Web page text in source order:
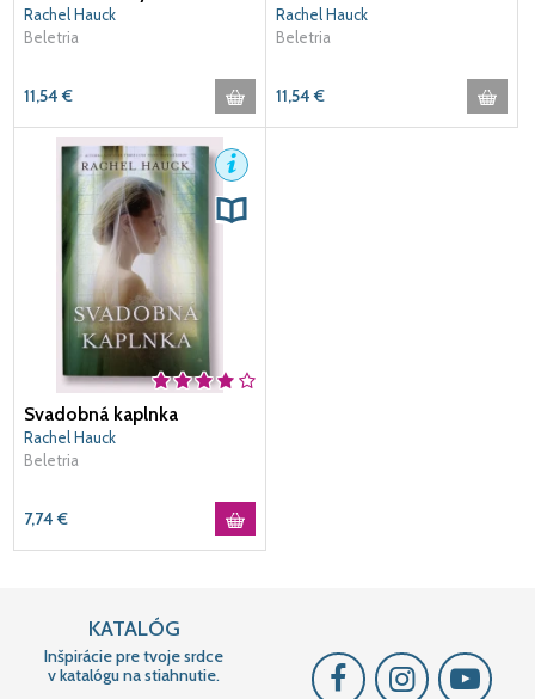
Rachel Hauck
Beletria
11,54 €
Rachel Hauck
Beletria
11,54 €
Svadobná kaplnka
Rachel Hauck
Beletria
7,74 €
KATALÓG
Inšpirácie pre tvoje srdce
v katalógu na stiahnutie.